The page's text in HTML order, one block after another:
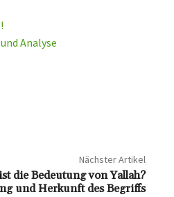
Analyse
Nächster Artikel
die Bedeutung von Yallah?
und Herkunft des Begriffs